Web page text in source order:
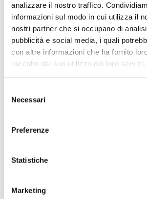
analizzare il nostro traffico.
informazioni sul modo in cui utilizza il
nostri partner che si occupano di
pubblicità e social media, i quali
con altre informazioni che ha fornito
raccolto dal suo utilizzo dei loro servizi.
delNecessari
Preferenze
Statistiche
Marketing
Nastro